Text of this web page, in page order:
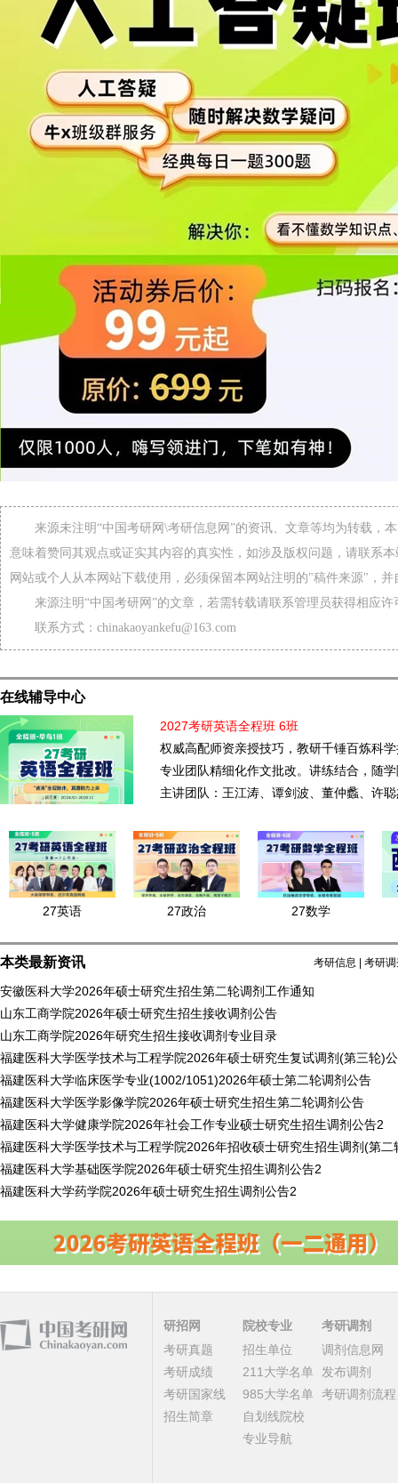
来源未注明“中国考研网\考研信息网”的资讯、文章等均为转载，
意味着赞同其观点或证实其内容的真实性，如涉及版权问题，请联系
网站或个人从本网站下载使用，必须保留本网站注明的"稿件来源"，
来源注明“中国考研网”的文章，若需转载请联系管理员获得相应许
联系方式：chinakaoyankefu@163.com
在线辅导中心
2027考研英语全程班 6班
权威高配师资亲授技巧，教研千锤百炼科
专业团队精细化作文批改。讲练结合，随
主讲团队：王江涛、谭剑波、董仲蠡、许
27英语 27政治 27数学
本类最新资讯 考研信息 考研
安徽医科大学2026年硕士研究生招生第二轮调剂工作通知
山东工商学院2026年硕士研究生招生接收调剂公告
山东工商学院2026年研究生招生接收调剂专业目录
福建医科大学医学技术与工程学院2026年硕士研究生复试调剂(第三轮)
福建医科大学临床医学专业(1002/1051)2026年硕士第二轮调剂公告
福建医科大学医学影像学院2026年硕士研究生招生第二轮调剂公告
福建医科大学健康学院2026年社会工作专业硕士研究生招生调剂公告2
福建医科大学医学技术与工程学院2026年招收硕士研究生招生调剂(第二
福建医科大学基础医学院2026年硕士研究生招生调剂公告2
福建医科大学药学院2026年硕士研究生招生调剂公告2
研招网
考研真题
考研成绩
考研国家线
招生简章
院校专业
招生单位
211大学名单
985大学名单
自划线院校
专业导航
考研调剂
调剂信息网
发布调剂
考研调剂流程